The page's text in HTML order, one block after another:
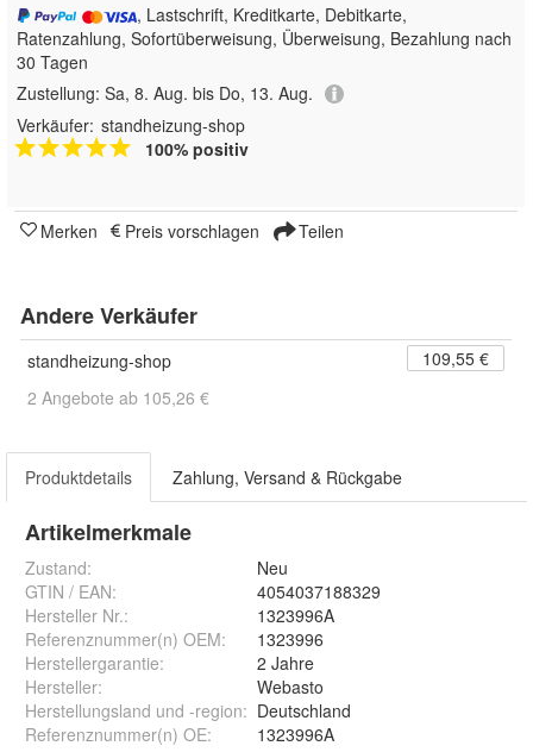
, Lastschrift, Kreditkarte, Debitkarte,
Ratenzahlung, Sofortüberweisung, Überweisung, Bezahlung nach
30 Tagen
Zustellung: Sa, 8. Aug. bis Do, 13. Aug.
Verkäufer: standheizung-shop
100% positiv
Merken Preis vorschlagen Teilen
Andere Verkäufer
standheizung-shop
109,55 €
2 Angebote ab 105,26 €
Produktdetails Zahlung, Versand & Rückgabe
Artikelmerkmale
Zustand:
Neu
GTIN / EAN:
4054037188329
Hersteller Nr.:
1323996A
Referenznummer(n) OEM:
1323996
Herstellergarantie:
2 Jahre
Hersteller:
Webasto
Herstellungsland und -region: Deutschland
Referenznummer(n) OE: 1323996A